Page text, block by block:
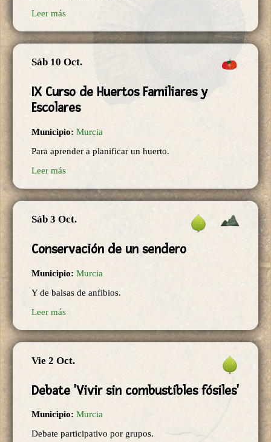
Leer más
Sáb 10 Oct.
IX Curso de Huertos Familiares y
Escolares
Municipio: Murcia
Para aprender a planificar un huerto.
Leer más
Sáb 3 Oct.
Conservación de un sendero
Municipio: Murcia
Y de balsas de anfibios.
Leer más
Vie 2 Oct.
Debate 'Vivir sin combustibles fósiles'
Municipio: Murcia
Debate participativo por grupos.